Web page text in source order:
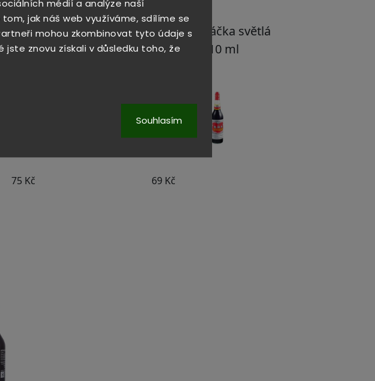
médií a analýze naší
jak náš web využíváme, sdílíme se
mohou zkombinovat tyto údaje s
znovu získali v důsledku toho, že
Souhlasím